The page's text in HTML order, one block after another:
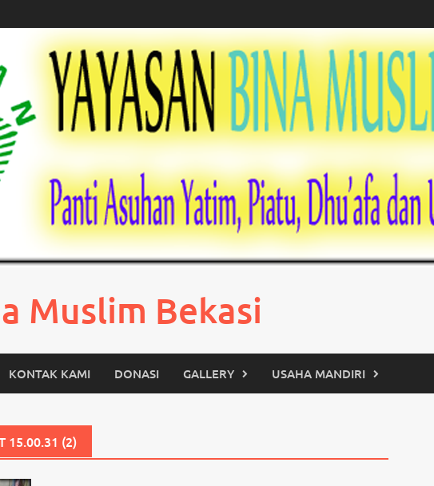
Muslim Bekasi
KONTAK KAMI DONASI GALLERY USAHA MANDIRI
15.00.31 (2)